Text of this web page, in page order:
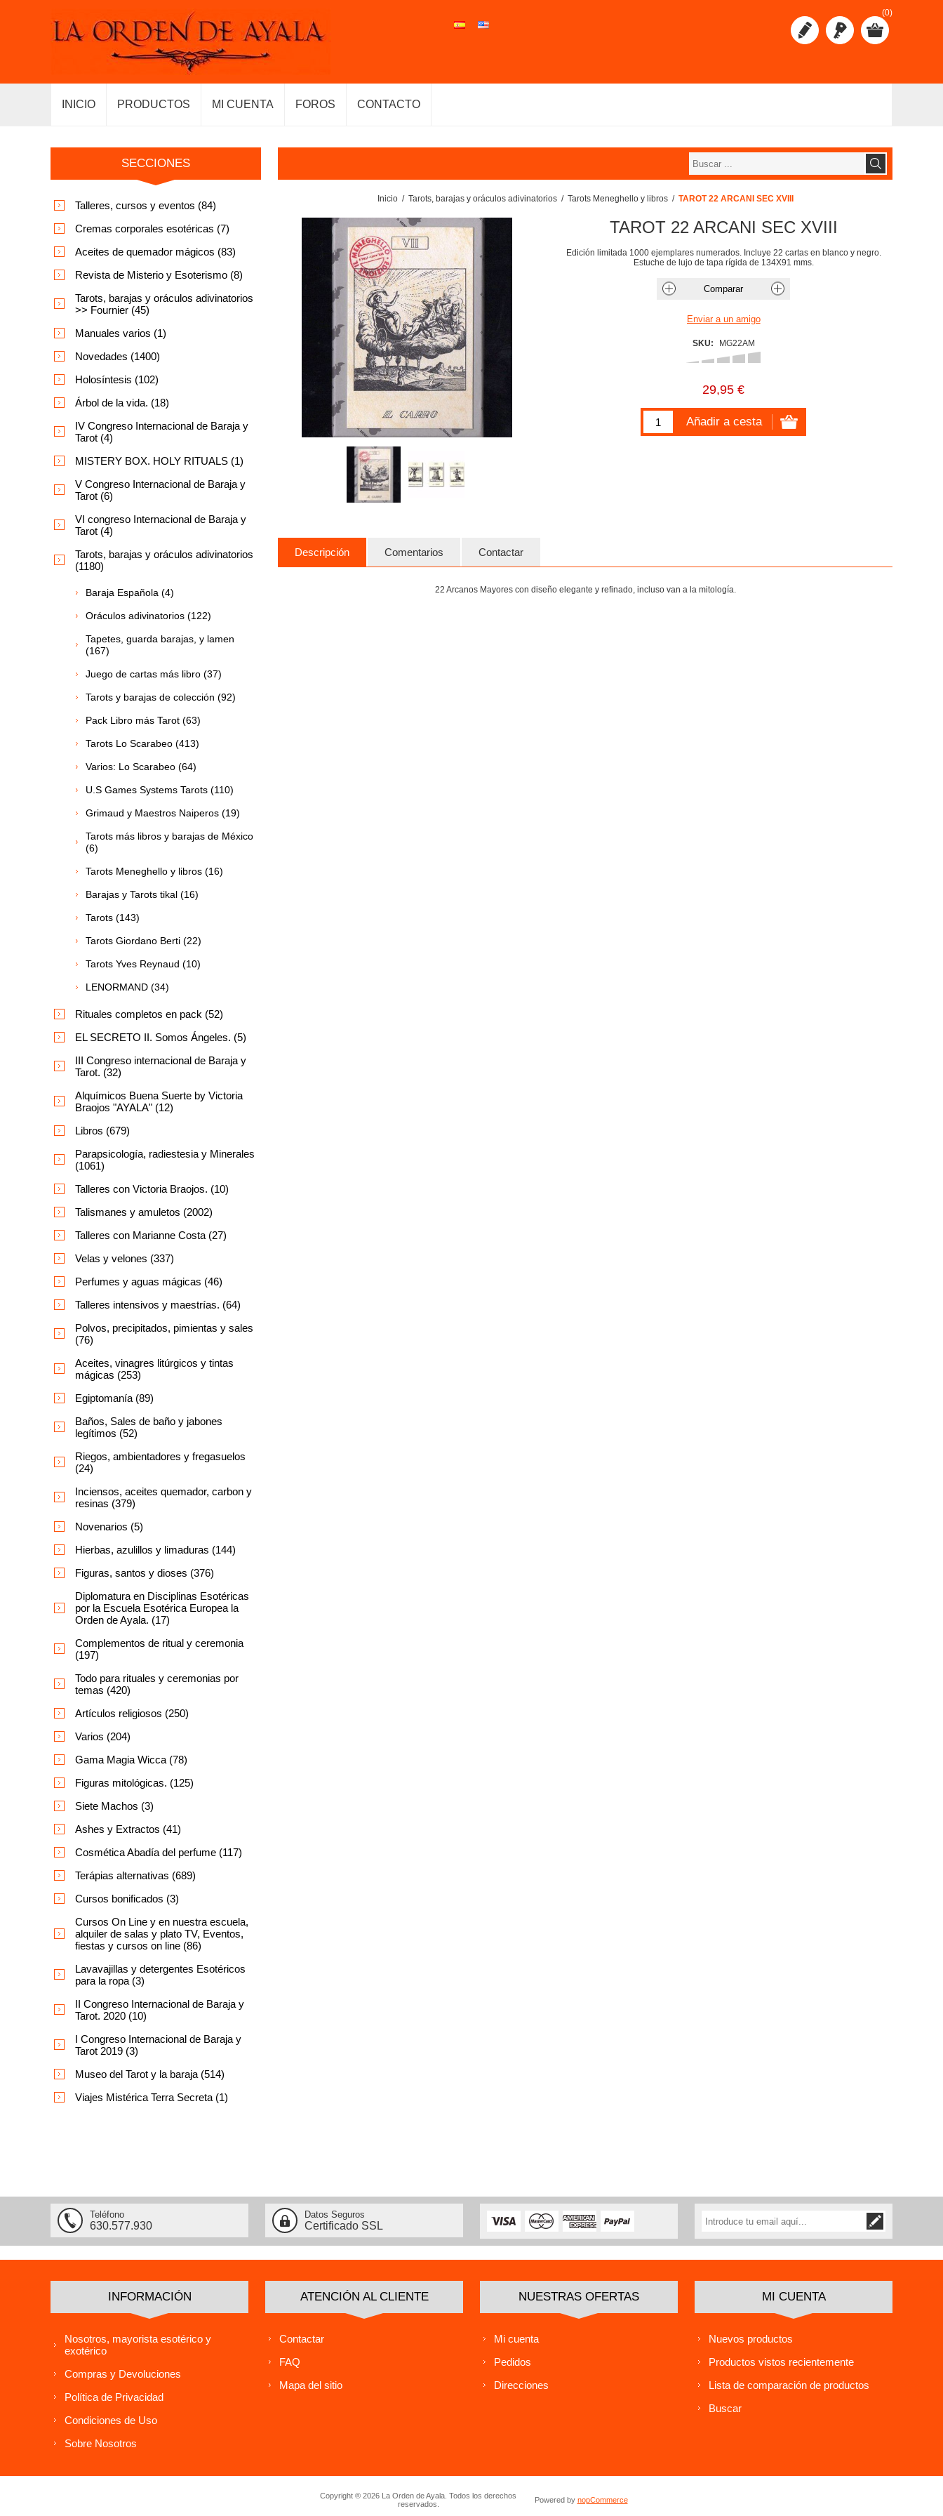
(0)
INICIO PRODUCTOS MI CUENTA FOROS CONTACTO
Inicio / Tarots, barajas y oráculos adivinatorios / Tarots Meneghello y libros / TAROT 22 ARCANI SEC XVIII
TAROT 22 ARCANI SEC XVIII
Edición limitada 1000 ejemplares numerados. Incluye 22 cartas en blanco y negro.
Estuche de lujo de tapa rígida de 134X91 mms.
SKU: MG22AM
29,95 €
Descripción Comentarios Contactar
22 Arcanos Mayores con diseño elegante y refinado, incluso van a la mitología.
SECCIONES
Talleres, cursos y eventos (84)
Cremas corporales esotéricas (7)
Aceites de quemador mágicos (83)
Revista de Misterio y Esoterismo (8)
Tarots, barajas y oráculos adivinatorios
>> Fournier (45)
Manuales varios (1)
Novedades (1400)
Holosíntesis (102)
Árbol de la vida. (18)
IV Congreso Internacional de Baraja y
Tarot (4)
MISTERY BOX. HOLY RITUALS (1)
V Congreso Internacional de Baraja y
Tarot (6)
VI congreso Internacional de Baraja y
Tarot (4)
Tarots, barajas y oráculos adivinatorios
(1180)
Baraja Española (4)
Oráculos adivinatorios (122)
Tapetes, guarda barajas, y lamen
(167)
Juego de cartas más libro (37)
Tarots y barajas de colección (92)
Pack Libro más Tarot (63)
Tarots Lo Scarabeo (413)
Varios: Lo Scarabeo (64)
U.S Games Systems Tarots (110)
Grimaud y Maestros Naiperos (19)
Tarots más libros y barajas de México
(6)
Tarots Meneghello y libros (16)
Barajas y Tarots tikal (16)
Tarots (143)
Tarots Giordano Berti (22)
Tarots Yves Reynaud (10)
LENORMAND (34)
Rituales completos en pack (52)
EL SECRETO II. Somos Ángeles. (5)
III Congreso internacional de Baraja y
Tarot. (32)
Alquímicos Buena Suerte by Victoria
Braojos "AYALA" (12)
Libros (679)
Parapsicología, radiestesia y Minerales
(1061)
Talleres con Victoria Braojos. (10)
Talismanes y amuletos (2002)
Talleres con Marianne Costa (27)
Velas y velones (337)
Perfumes y aguas mágicas (46)
Talleres intensivos y maestrías. (64)
Polvos, precipitados, pimientas y sales
(76)
Aceites, vinagres litúrgicos y tintas
mágicas (253)
Egiptomanía (89)
Baños, Sales de baño y jabones
legítimos (52)
Riegos, ambientadores y fregasuelos
(24)
Inciensos, aceites quemador, carbon y
resinas (379)
Novenarios (5)
Hierbas, azulillos y limaduras (144)
Figuras, santos y dioses (376)
Diplomatura en Disciplinas Esotéricas
por la Escuela Esotérica Europea la
Orden de Ayala. (17)
Complementos de ritual y ceremonia
(197)
Todo para rituales y ceremonias por
temas (420)
Artículos religiosos (250)
Varios (204)
Gama Magia Wicca (78)
Figuras mitológicas. (125)
Siete Machos (3)
Ashes y Extractos (41)
Cosmética Abadía del perfume (117)
Terápias alternativas (689)
Cursos bonificados (3)
Cursos On Line y en nuestra escuela,
alquiler de salas y plato TV, Eventos,
fiestas y cursos on line (86)
Lavavajillas y detergentes Esotéricos
para la ropa (3)
II Congreso Internacional de Baraja y
Tarot. 2020 (10)
I Congreso Internacional de Baraja y
Tarot 2019 (3)
Museo del Tarot y la baraja (514)
Viajes Mistérica Terra Secreta (1)
Teléfono
630.577.930
Datos Seguros
Certificado SSL
INFORMACIÓN
Nosotros, mayorista esotérico y
exotérico
Compras y Devoluciones
Política de Privacidad
Condiciones de Uso
Sobre Nosotros
ATENCIÓN AL CLIENTE
Contactar
FAQ
Mapa del sitio
NUESTRAS OFERTAS
Mi cuenta
Pedidos
Direcciones
MI CUENTA
Nuevos productos
Productos vistos recientemente
Lista de comparación de productos
Buscar
Copyright ® 2026 La Orden de Ayala. Todos los derechos
reservados.
Powered by nopCommerce